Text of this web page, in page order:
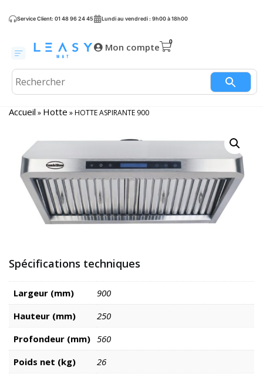
Service Client: 01 48 96 24 45 Lundi au vendredi : 9h00 à 18h00
Mon compte
Accueil » Hotte »HOTTE ASPIRANTE 900
Spécifications techniques
Largeur (mm)
900
Hauteur (mm)
250
Profondeur (mm) 560
Poids net (kg)
26